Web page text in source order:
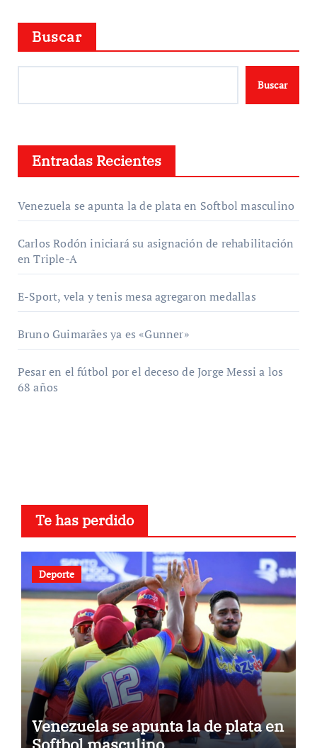
Buscar
Buscar
Entradas Recientes
Venezuela se apunta la de plata en Softbol masculino
Carlos Rodón iniciará su asignación de rehabilitación
en Triple-A
E-Sport, vela y tenis mesa agregaron medallas
Bruno Guimarães ya es «Gunner»
Pesar en el fútbol por el deceso de Jorge Messi a los
68 años
Te has perdido
Deporte
Venezuela se apunta la de plata en